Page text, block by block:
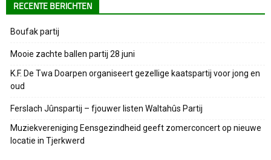
RECENTE BERICHTEN
Boufak partij
Mooie zachte ballen partij 28 juni
K.F. De Twa Doarpen organiseert gezellige kaatspartij voor jong en
oud
Ferslach Jûnspartij – fjouwer listen Waltahûs Partij
Muziekvereniging Eensgezindheid geeft zomerconcert op nieuwe
locatie in Tjerkwerd